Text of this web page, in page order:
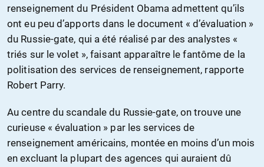
CONTACTER
FAIRE UN
DON
renseignement du Président Obama admettent qu’ils
ont eu peu d’apports dans le document « d’évaluation »
du Russie-gate, qui a été réalisé par des analystes «
triés sur le volet », faisant apparaître le fantôme de la
politisation des services de renseignement, rapporte
Robert Parry.
Au centre du scandale du Russie-gate, on trouve une
curieuse « évaluation » par les services de
renseignement américains, montée en moins d’un mois
en excluant la plupart des agences qui auraient dû